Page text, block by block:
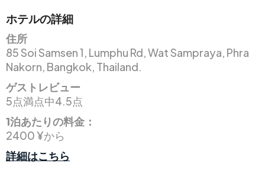
ホテルの詳細
住所
85 Soi Samsen 1, Lumphu Rd, Wat Sampraya, Phra
Nakorn, Bangkok, Thailand.
ゲストレビュー
5点満点中4.5点
1泊あたりの料金：
2400 ¥から
詳細はこちら